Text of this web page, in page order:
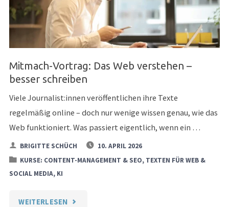
ONLINE-
REDAKTION"
Mitmach-Vortrag: Das Web verstehen –
besser schreiben
Viele Journalist:innen veröffentlichen ihre Texte
regelmäßig online – doch nur wenige wissen genau, wie das
Web funktioniert. Was passiert eigentlich, wenn ein …
BRIGITTE SCHÜCH
10. APRIL 2026
KURSE: CONTENT-MANAGEMENT & SEO, TEXTEN FÜR WEB &
SOCIAL MEDIA, KI
WEITERLESEN "MITMACH-